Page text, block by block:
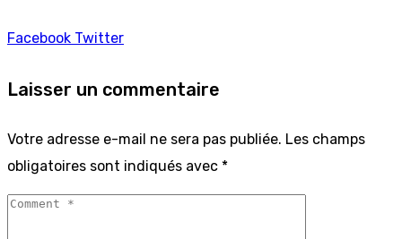
Facebook Twitter
Laisser un commentaire
Votre adresse e-mail ne sera pas publiée. Les champs
obligatoires sont indiqués avec *